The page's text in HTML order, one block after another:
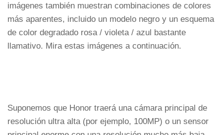
imágenes también muestran combinaciones de colores
más aparentes, incluido un modelo negro y un esquema
de color degradado rosa / violeta / azul bastante
llamativo. Mira estas imágenes a continuación.
Suponemos que Honor traerá una cámara principal de
resolución ultra alta (por ejemplo, 100MP) o un sensor